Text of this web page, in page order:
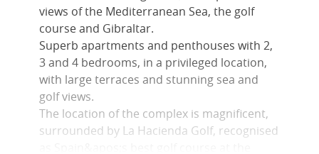
views of the Mediterranean Sea, the golf
course and Gibraltar.
Superb apartments and penthouses with 2,
3 and 4 bedrooms, in a privileged location,
with large terraces and stunning sea and
golf views.
The location of the complex is magnificent,
surrounded by La Hacienda Golf, recognised